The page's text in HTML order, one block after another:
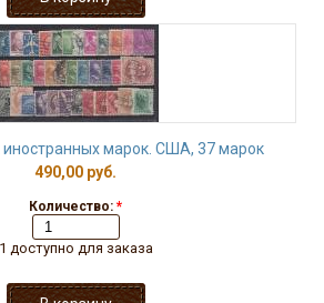
марок. США, 37 марок
490,00 руб.
Количество: *
1 доступно для заказа